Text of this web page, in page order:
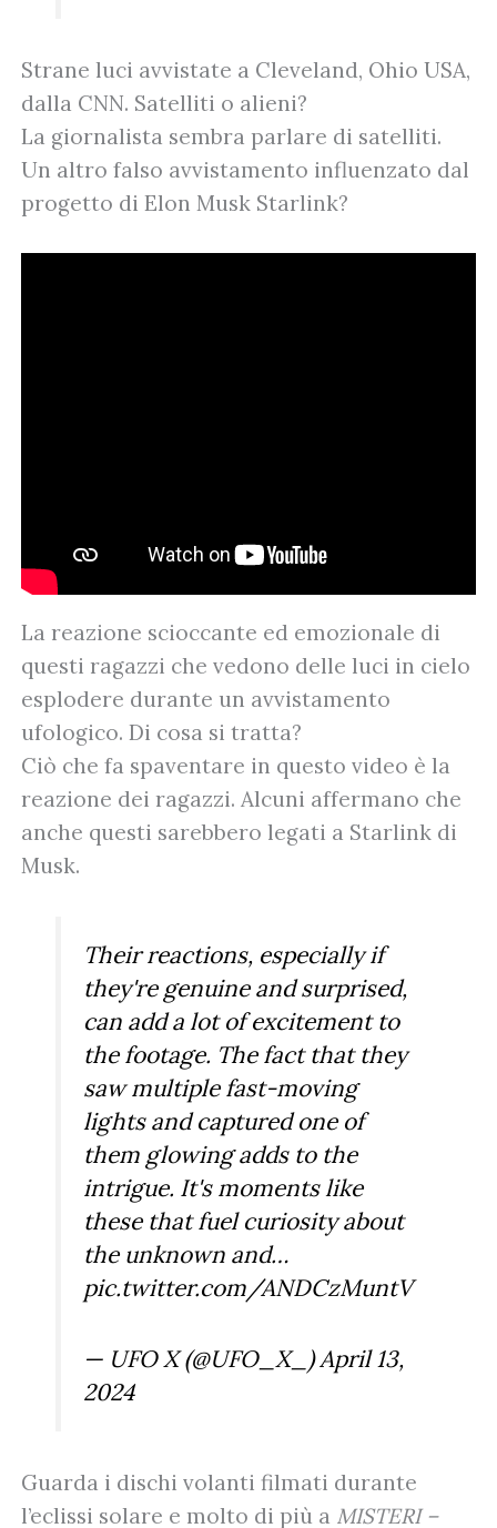
Strane luci avvistate a Cleveland, Ohio USA,
dalla CNN. Satelliti o alieni?
La giornalista sembra parlare di satelliti.
Un altro falso avvistamento influenzato dal
progetto di Elon Musk Starlink?
La reazione scioccante ed emozionale di
questi ragazzi che vedono delle luci in cielo
esplodere durante un avvistamento
ufologico. Di cosa si tratta?
Ciò che fa spaventare in questo video è la
reazione dei ragazzi. Alcuni affermano che
anche questi sarebbero legati a Starlink di
Musk.
Their reactions, especially if
they're genuine and surprised,
can add a lot of excitement to
the footage. The fact that they
saw multiple fast-moving
lights and captured one of
them glowing adds to the
intrigue. It's moments like
these that fuel curiosity about
the unknown and…
pic.twitter.com/ANDCzMuntV
— UFO X (@UFO_X_)April 13,
2024
Guarda i dischi volanti filmati durante
l’eclissi solare e molto di più a MISTERI –